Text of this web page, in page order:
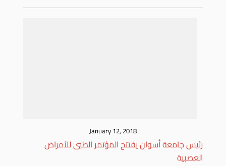
January 12, 2018
رئيس جامعة أسوان يفتتح المؤتمر الطبى للأمراض
العصبية